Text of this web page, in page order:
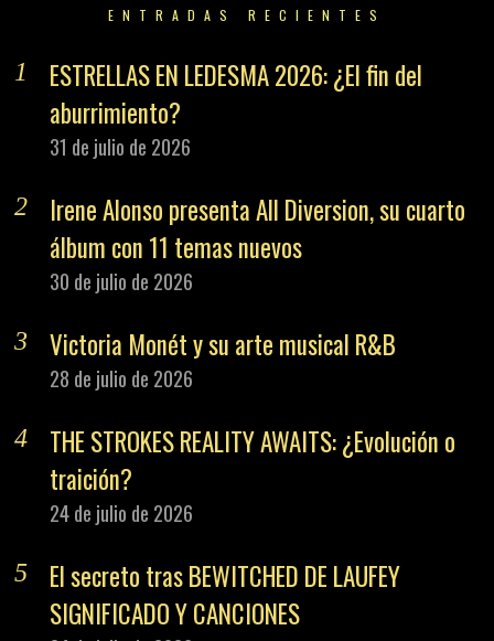
ENTRADAS RECIENTES
ESTRELLAS EN LEDESMA 2026: ¿El fin del
aburrimiento?
31 de julio de 2026
Irene Alonso presenta All Diversion, su cuarto
álbum con 11 temas nuevos
30 de julio de 2026
Victoria Monét y su arte musical R&B
28 de julio de 2026
THE STROKES REALITY AWAITS: ¿Evolución o
traición?
24 de julio de 2026
El secreto tras BEWITCHED DE LAUFEY
SIGNIFICADO Y CANCIONES